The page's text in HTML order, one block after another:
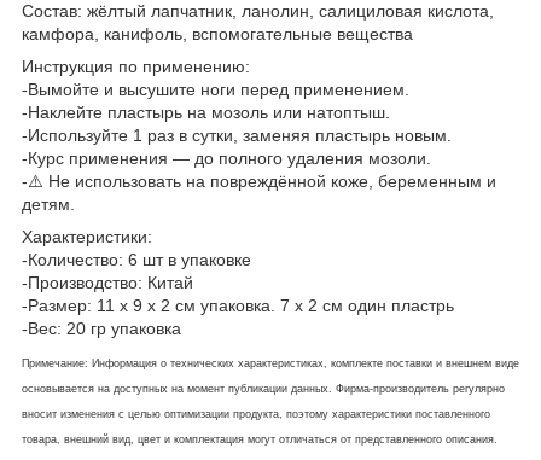
Состав: жёлтый лапчатник, ланолин, салициловая кислота,
камфора, канифоль, вспомогательные вещества
Инструкция по применению:
-Вымойте и высушите ноги перед применением.
-Наклейте пластырь на мозоль или натоптыш.
-Используйте 1 раз в сутки, заменяя пластырь новым.
-Курс применения — до полного удаления мозоли.
-⚠️ Не использовать на повреждённой коже, беременным и
детям.
Характеристики:
-Количество: 6 шт в упаковке
-Производство: Китай
-Размер: 11 х 9 х 2 см упаковка. 7 х 2 см один пластрь
-Вес: 20 гр упаковка
Примечание: Информация о технических характеристиках, комплекте поставки и внешнем виде
основывается на доступных на момент публикации данных. Фирма-производитель регулярно
вносит изменения с целью оптимизации продукта, поэтому характеристики поставленного
товара, внешний вид, цвет и комплектация могут отличаться от представленного описания.